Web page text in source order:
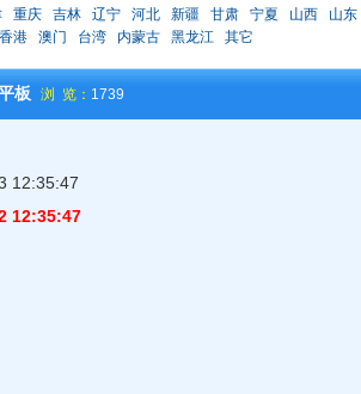
重庆 吉林 辽宁 河北 新疆 甘肃 宁夏 山西 山东
香港 澳门 台湾 内蒙古 黑龙江 其它
板 浏 览： 1739
12:35:47
12:35:47